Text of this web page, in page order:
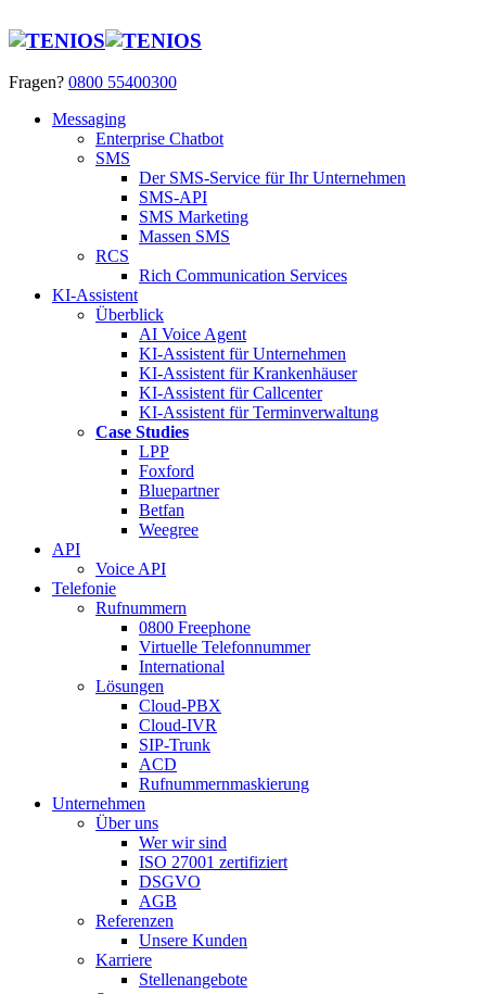
Fragen? 0800 55400300
Messaging
Enterprise Chatbot
SMS
Der SMS-Service für Ihr Unternehmen
SMS-API
SMS Marketing
Massen SMS
RCS
Rich Communication Services
KI-Assistent
Überblick
AI Voice Agent
KI-Assistent für Unternehmen
KI-Assistent für Krankenhäuser
KI-Assistent für Callcenter
KI-Assistent für Terminverwaltung
Case Studies
LPP
Foxford
Bluepartner
Betfan
Weegree
API
Voice API
Telefonie
Rufnummern
0800 Freephone
Virtuelle Telefonnummer
International
Lösungen
Cloud-PBX
Cloud-IVR
SIP-Trunk
ACD
Rufnummernmaskierung
Unternehmen
Über uns
Wer wir sind
ISO 27001 zertifiziert
DSGVO
AGB
Referenzen
Unsere Kunden
Karriere
Stellenangebote